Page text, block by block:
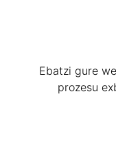
Ebatzi gure
prozesu